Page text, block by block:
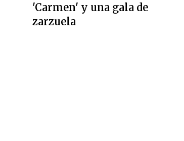
'Carmen' y una gala de
zarzuela